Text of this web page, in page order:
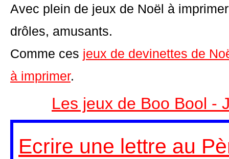
Avec plein de jeux de Noël à
drôles, amusants.
Comme ces jeux de devinettes de
à imprimer.
Les jeux de Boo Bool -
Ecrire une lettre au